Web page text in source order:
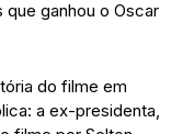
que ganhou o Oscar
do filme em
a ex-presidenta,